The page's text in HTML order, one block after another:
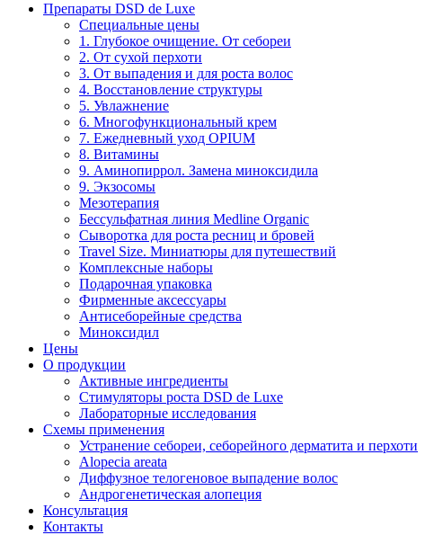
Препараты DSD de Luxe
Специальные цены
1. Глубокое очищение. От себореи
2. От сухой перхоти
3. От выпадения и для роста волос
4. Восстановление структуры
5. Увлажнение
6. Многофункциональный крем
7. Ежедневный уход OPIUM
8. Витамины
9. Аминопиррол. Замена миноксидила
9. Экзосомы
Мезотерапия
Бессульфатная линия Medline Organic
Сыворотка для роста ресниц и бровей
Travel Size. Миниатюры для путешествий
Комплексные наборы
Подарочная упаковка
Фирменные аксессуары
Антисеборейные средства
Миноксидил
Цены
О продукции
Активные ингредиенты
Стимуляторы роста DSD de Luxe
Лабораторные исследования
Схемы применения
Устранение себореи, себорейного дерматита и перхоти
Alopecia areata
Диффузное телогеновое выпадение волос
Андрогенетическая алопеция
Консультация
Контакты